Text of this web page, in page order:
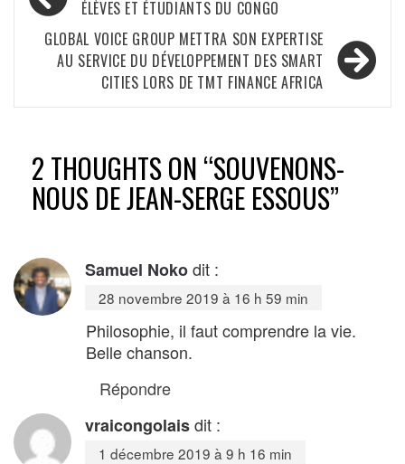
de
l’article
ÉLÈVES ET ÉTUDIANTS DU CONGO
GLOBAL VOICE GROUP METTRA SON EXPERTISE
AU SERVICE DU DÉVELOPPEMENT DES SMART
CITIES LORS DE TMT FINANCE AFRICA
2 THOUGHTS ON “SOUVENONS-
NOUS DE JEAN-SERGE ESSOUS”
Samuel Nokodit :
28 novembre 2019 à 16 h 59 min
Philosophie, il faut comprendre la vie.
Belle chanson.
Répondre
vraicongolaisdit :
1 décembre 2019 à 9 h 16 min